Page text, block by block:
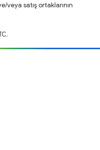
veya satış ortaklarının